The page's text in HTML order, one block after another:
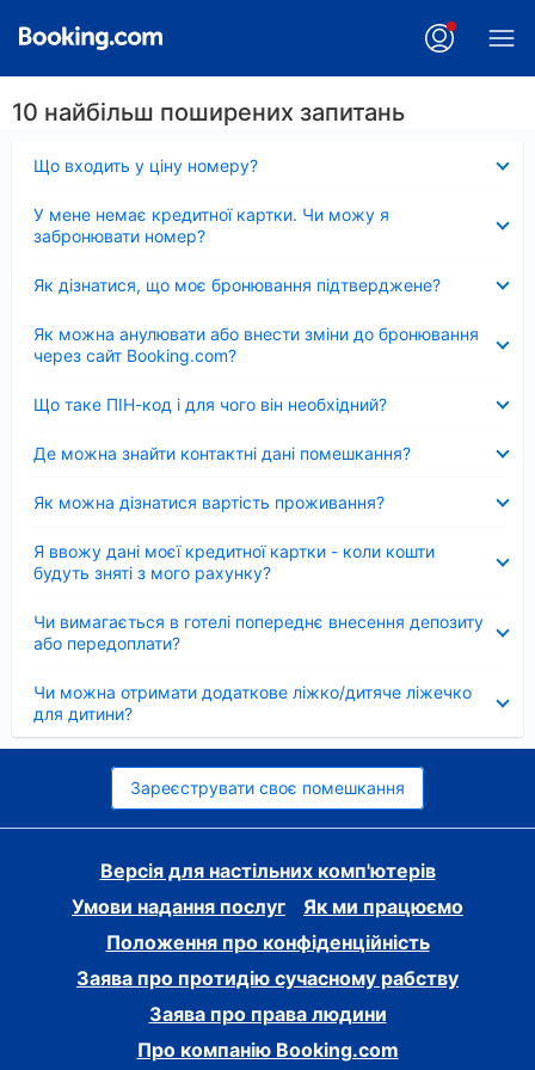
10 найбільш поширених запитань
Що входить у ціну номеру?
У мене немає кредитної картки. Чи можу я
забронювати номер?
Як дізнатися, що моє бронювання підтверджене?
Як можна анулювати або внести зміни до бронювання
через сайт Booking.com?
Що таке ПІН-код і для чого він необхідний?
Де можна знайти контактні дані помешкання?
Як можна дізнатися вартість проживання?
Я ввожу дані моєї кредитної картки - коли кошти
будуть зняті з мого рахунку?
Чи вимагається в готелі попереднє внесення депозиту
або передоплати?
Чи можна отримати додаткове ліжко/дитяче ліжечко
для дитини?
Зареєструвати своє помешкання
Версія для настільних комп'ютерів
Умови надання послуг
Як ми працюємо
Положення про конфіденційність
Заява про протидію сучасному рабству
Заява про права людини
Про компанію Booking.com